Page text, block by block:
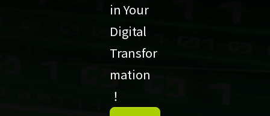
in Your
Digital
Transfor
mation
！